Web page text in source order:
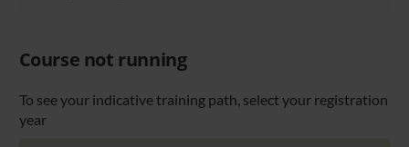
Course not running
To see your indicative training path, select your registration
year